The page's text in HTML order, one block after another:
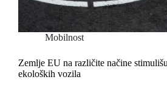
Mobilnost
Zemlje EU na različite načine
ekoloških vozila